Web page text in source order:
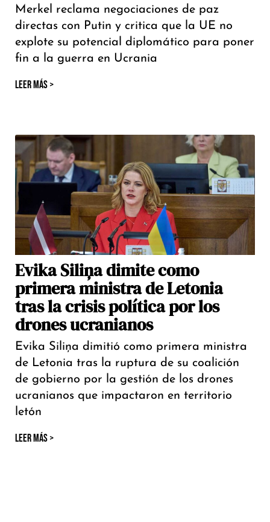
Merkel reclama negociaciones de paz
directas con Putin y critica que la UE no
explote su potencial diplomático para poner
fin a la guerra en Ucrania
LEER MÁS >
Evika Siliņa dimite como
primera ministra de Letonia
tras la crisis política por los
drones ucranianos
Evika Siliņa dimitió como primera ministra
de Letonia tras la ruptura de su coalición
de gobierno por la gestión de los drones
ucranianos que impactaron en territorio
letón
LEER MÁS >